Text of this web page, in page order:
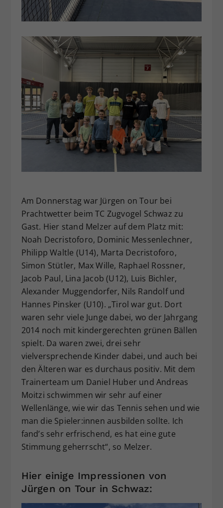
Am Donnerstag war Jürgen on Tour bei
Prachtwetter beim TC Zugvogel Schwaz zu
Gast. Hier stand Melzer auf dem Platz mit:
Noah Decristoforo, Dominic Messenlechner,
Philipp Waltle (U14), Marta Decristoforo,
Simon Stütler, Max Wille, Raphael Rossner,
Jacob Paul, Lina Jacob (U12), Luis Bichler,
Alexander Muggendorfer, Nils Randolf und
Hannes Pinsker (U10). „Tirol war gut. Dort
waren sehr viele Junge dabei, wo der Jahrgang
2014 noch mit kindergerechten grünen Bällen
spielt. Da waren zwei, drei sehr
vielversprechende Kinder dabei, und auch bei
den Älteren war es durchaus positiv. Mit dem
Trainerteam um Daniel Huber und Andreas
Moitzi schwimmen wir sehr auf einer
Wellenlänge, wie wir das Tennis sehen und wie
man die Spieler:innen ausbilden sollte. Ich
fand’s sehr erfrischend, es hat eine gute
Stimmung geherrscht“, so Melzer.
Hier einige Impressionen von
Jürgen on Tour in Schwaz: